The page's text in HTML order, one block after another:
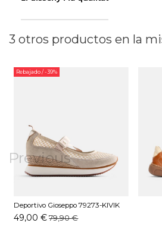
3 otros productos en la
Previous
Rebajado/ -39%
Deportivo Gioseppo 79273-KIVIK
Beige
49,00 € 79,90 €